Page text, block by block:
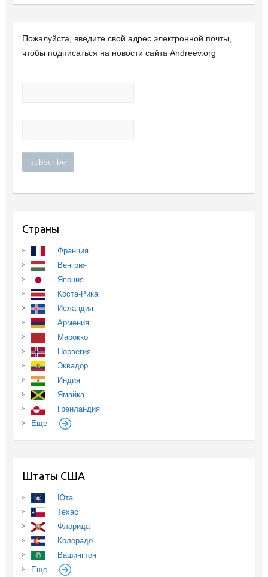
Пожалуйста, введите свой ​​адрес электронной почты,
чтобы подписаться на новости сайта Andreev.org
Страны
Франция
Венгрия
Япония
Коста-Рика
Исландия
Армения
Марокко
Норвегия
Эквадор
Индия
Ямайка
Гренландия
Еще
Штаты США
Юта
Техас
Флорида
Колорадо
Вашингтон
Еще